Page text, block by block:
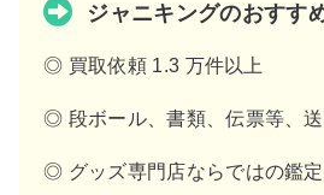
ジャニキングのおすす
◎ 買取依頼 1.3 万件以上
◎ 段ボール、書類、伝票等、送
◎ グッズ専門店ならではの鑑